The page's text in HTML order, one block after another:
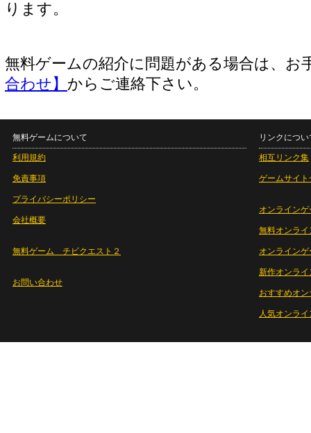
ります。
無料ゲームの紹介に問題がある場合は、お
合わせ】 からご連絡下さい。
無料ゲームについて
利用規約
免責事項
プライバシーポリシー
会社概要
無料ゲーム チビクエスト２
お問い合わせ
リンクについ
相互リンク集
ゲームサイト
オンラインゲ
無料オンライ
オンライン
新作オンライ
おすすめオ
人気オンラ